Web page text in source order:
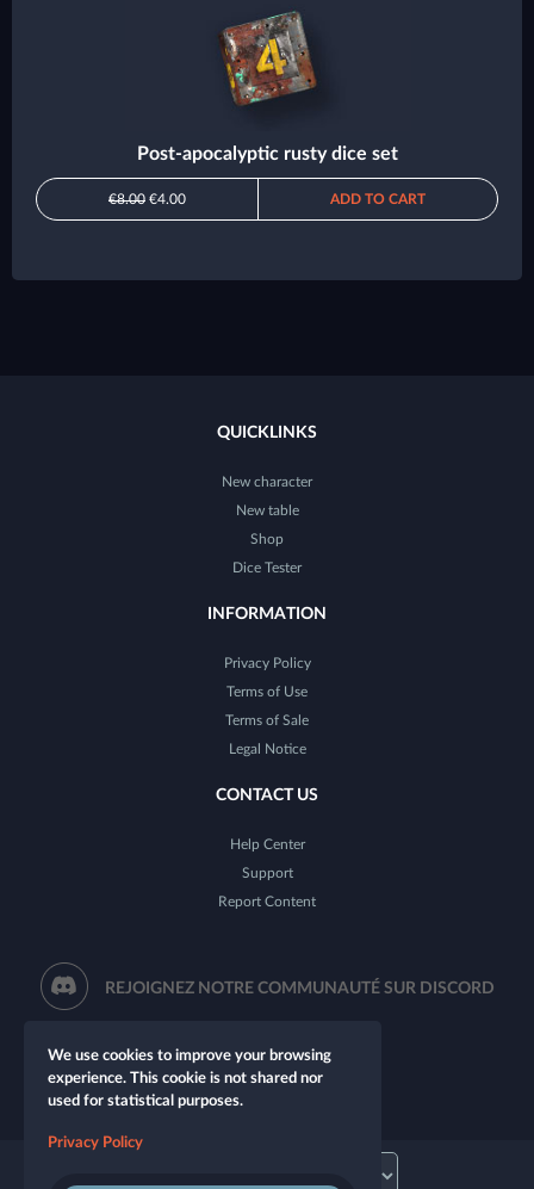
Post-apocalyptic rusty dice set
€8.00 €4.00 ADD TO CART
QUICKLINKS
New character
New table
Shop
Dice Tester
INFORMATION
Privacy Policy
Terms of Use
Terms of Sale
Legal Notice
CONTACT US
Help Center
Support
Report Content
REJOIGNEZ NOTRE COMMUNAUTÉ SUR DISCORD
We use cookies to improve your browsing
experience. This cookie is not shared nor
used for statistical purposes.
Privacy Policy